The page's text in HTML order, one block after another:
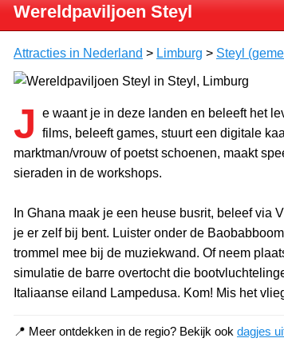
Wereldpaviljoen Steyl
Attracties in Nederland > Limburg > Steyl
J
e waant je in deze landen en beleeft het
films, beleeft games, stuurt een digitale
marktman/vrouw of poetst schoenen, maakt
sieraden in de workshops.
In Ghana maak je een heuse busrit, beleef via
je er zelf bij bent. Luister onder de
trommel mee bij de muziekwand. Of neem
simulatie de barre overtocht die
Italiaanse eiland Lampedusa. Kom! Mis het
📍 Meer ontdekken in de regio? Bekijk ook dagjes